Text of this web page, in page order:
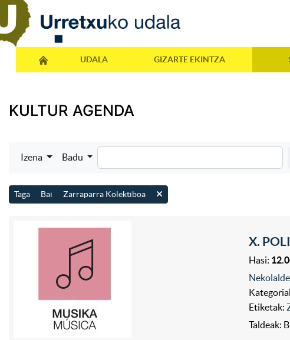
UDALA GIZARTE EKINTZA
KULTUR AGENDA
Izena Badu
Taga Bai Zarraparra Kolektiboa
X.
Hasi:
Etiketak:
Taldeak: